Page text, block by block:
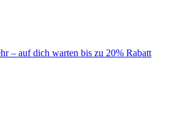
– auf dich warten bis zu 20% Rabatt